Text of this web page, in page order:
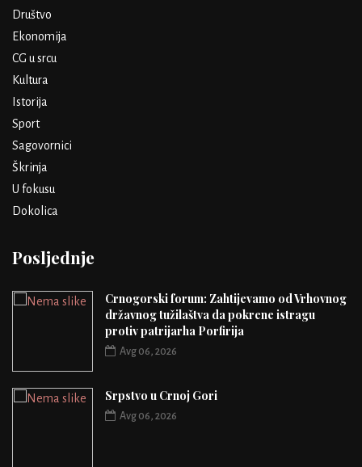
Društvo
Ekonomija
CG u srcu
Kultura
Istorija
Sport
Sagovornici
Škrinja
U fokusu
Dokolica
Posljednje
Crnogorski forum: Zahtijevamo od Vrhovnog
državnog tužilaštva da pokrene istragu
protiv patrijarha Porfirija
Avg 06, 2026
Srpstvo u Crnoj Gori
Avg 06, 2026